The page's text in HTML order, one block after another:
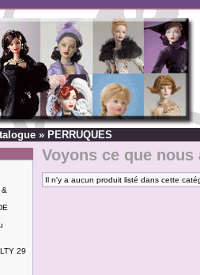
» PERRUQUES
29
Voyons ce que nous
Il n'y a aucun produit listé dans cette